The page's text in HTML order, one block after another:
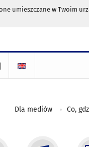
umieszczane w Twoim
Dla mediów Co,